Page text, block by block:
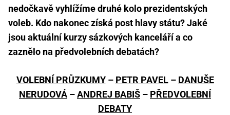
nedočkavě vyhlížíme druhé kolo prezidentských
voleb. Kdo nakonec získá post hlavy státu? Jaké
jsou aktuální kurzy sázkových kanceláří a co
zaznělo na předvolebních debatách?
VOLEBNÍ PRŮZKUMY– PETR PAVEL– DANUŠE
NERUDOVÁ –ANDREJ BABIŠ – PŘEDVOLEBNÍ
DEBATY